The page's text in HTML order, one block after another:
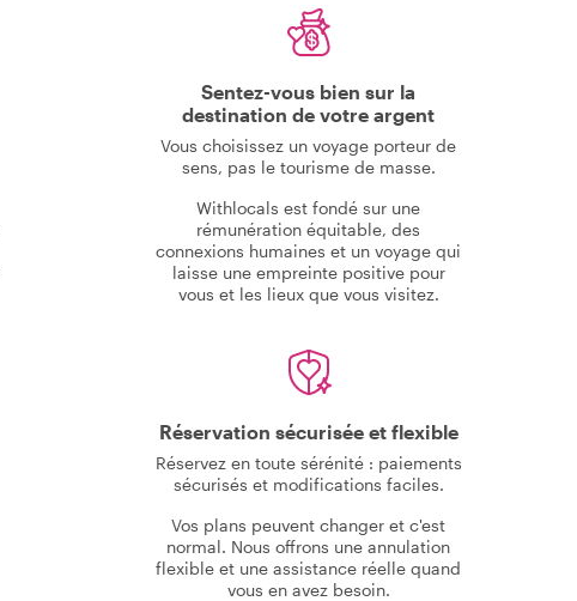
Sentez-vous bien sur la
destination de votre argent
Vous choisissez un voyage porteur de
sens, pas le tourisme de masse.
Withlocals est fondé sur une
rémunération équitable, des
connexions humaines et un voyage qui
laisse une empreinte positive pour
vous et les lieux que vous visitez.
Réservation sécurisée et flexible
Réservez en toute sérénité : paiements
sécurisés et modifications faciles.
Vos plans peuvent changer et c'est
normal. Nous offrons une annulation
flexible et une assistance réelle quand
vous en avez besoin.